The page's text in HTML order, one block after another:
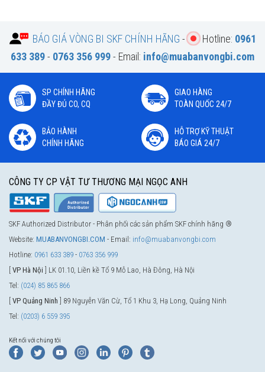
BÁO GIÁ VÒNG BI SKF CHÍNH HÃNG - Hotline: 0961
633 389- 0763 356 999- Email: info@muabanvongbi.com
SP CHÍNH HÃNG
ĐẦY ĐỦ CO, CQ
GIAO HÀNG
TOÀN QUỐC 24/7
BẢO HÀNH
CHÍNH HÃNG
HỖ TRỢ KỸ THUẬT
BÁO GIÁ 24/7
CÔNG TY CP VẬT TƯ THƯƠNG MẠI NGỌC ANH
SKF Authorized Distributor - Phân phối các sản phẩm SKF chính hãng ®
Website: MUABANVONGBI.COM - Email: info@muabanvongbi.com
Hotline: 0961 633 389 - 0763 356 999
VP Hà Nội ] LK 01.10, Liền kề Tổ 9 Mỗ Lao, Hà Đông, Hà Nội
Tel: (024) 85 865 866
VP Quảng Ninh ] 89 Nguyễn Văn Cừ, Tổ 1 Khu 3, Hạ Long, Quảng Ninh
Tel: (0203) 6 559 395
Kết nối với chúng tôi